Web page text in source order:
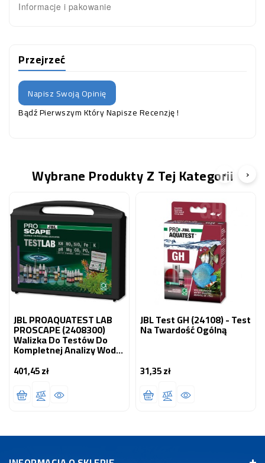
Informacje i pakowanie
Przejrzeć
Napisz Swoją Opinię
Bądź Pierwszym Który Napisze Recenzję !
Wybrane Produkty Z Tej Kategorii
JBL PROAQUATEST LAB
PROSCAPE (2408300)
Walizka Do Testów Do
Kompletnej Analizy Wody
W Akwariach Z Roślinami
401,45 złCena
JBL Test GH (24108) - Test
Na Twardość Ogólną
31,35 złCena
‹ ›